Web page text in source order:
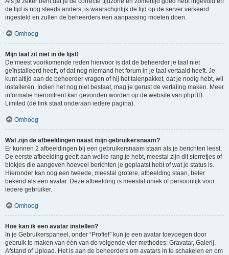
de tijd is nog steeds anders, is waarschijnlijk de tijd op de server verkeerd
ingesteld en zullen de beheerders een aanpassing moeten doen.
Omhoog
Mijn taal zit niet in de lijst!
De meest voorkomende reden hiervoor is dat de beheerder je taal niet
geïnstalleerd heeft, of dat nog niemand het forum in je taal vertaald heeft. Je
kunt altijd aan de beheerder vragen of hij het talenpakket, dat je nodig hebt, wil
installeren. Indien het nog niet bestaat, mag je gerust de vertaling maken. Meer
informatie hieromtrent kan gevonden worden op de website van phpBB
Limited (de link staat onderaan iedere pagina).
Omhoog
Wat zijn de afbeeldingen naast mijn gebruikersnaam?
Er kunnen 2 afbeeldingen bij een gebruikersnaam staan als je berichten leest.
De eerste afbeelding geeft aan welke rang je hebt, meestal zijn dit sterretjes of
blokjes die aangeven hoeveel berichten je geplaatst hebt of wat je status is.
Hieronder kan nog een tweede, meestal grotere, afbeelding staan, beter
bekend als een avatar. Deze afbeelding is meestal uniek of persoonlijk voor
iedere gebruiker.
Omhoog
Hoe kan ik een avatar instellen?
In je Gebruikerspaneel, onder “Profiel” kun je een avatar toevoegen door
gebruik te maken van één van de volgende vier methodes: Gravatar, Galerij,
Afstand of Upload. Het is aan de beheerders om avatars in te schakelen en om